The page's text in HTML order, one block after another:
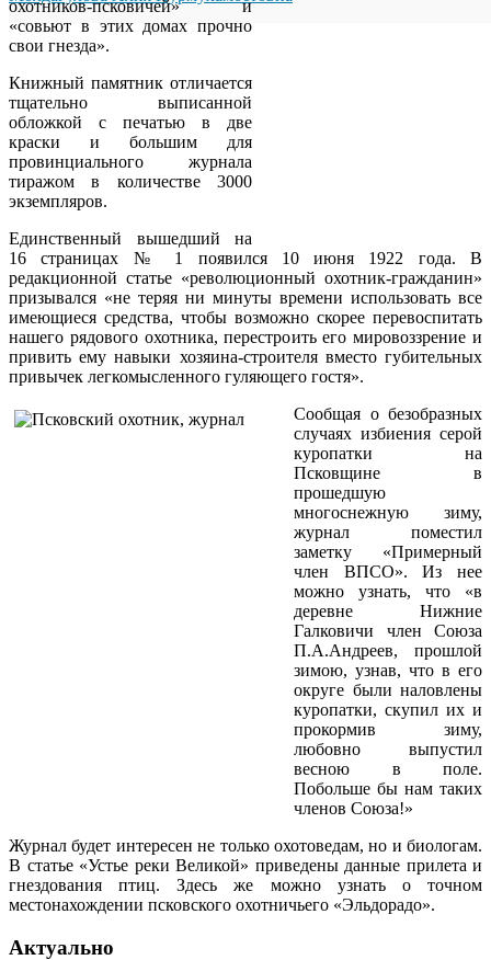
охотников-псковичей» и
«совьют в этих домах прочно
свои гнезда».
Книжный памятник отличается
тщательно выписанной
обложкой с печатью в две
краски и большим для
провинциального журнала
тиражом в количестве 3000
экземпляров.
Единственный вышедший на
16 страницах № 1 появился 10 июня 1922 года. В
редакционной статье «революционный охотник-гражданин»
призывался «не теряя ни минуты времени использовать все
имеющиеся средства, чтобы возможно скорее перевоспитать
нашего рядового охотника, перестроить его мировоззрение и
привить ему навыки хозяина-строителя вместо губительных
привычек легкомысленного гуляющего гостя».
Сообщая о безобразных
случаях избиения серой
куропатки на
Псковщине в
прошедшую
многоснежную зиму,
журнал поместил
заметку «Примерный
член ВПСО». Из нее
можно узнать, что «в
деревне Нижние
Галковичи член Союза
П.А.Андреев, прошлой
зимою, узнав, что в его
округе были наловлены
куропатки, скупил их и
прокормив зиму,
любовно выпустил
весною в поле.
Побольше бы нам таких
членов Союза!»
Журнал будет интересен не только охотоведам, но и биологам.
В статье «Устье реки Великой» приведены данные прилета и
гнездования птиц. Здесь же можно узнать о точном
местонахождении псковского охотничьего «Эльдорадо».
Актуально